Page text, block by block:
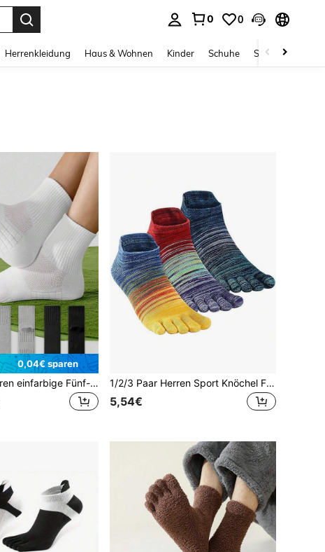
0 0
Herrenkleidung Haus & Wohnen Kinder Schuhe Schmuck &
0,04€ sparen
1/2/3 Paar Herren einfarbige Fünf-Finger-Socken, geruchshemmende, feuchtigkeitsableitende Sporthalbsocken mit Massagezehen, Paar-Socken 1/2/3 Paar Herren Sport Knöchel Fünf-Zehen-Socken, geruchshemmend feuchtigkeitsableitend, Fersen- und Zehenpolsterung, geeignet für Frühling & Herbst, Paar-Socken
5,54€